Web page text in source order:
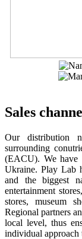
Sales
Our distribution
surrounding
(EACU). We have
Ukraine. Play Lab
and the biggest
entertainment
stores, museum
Regional partners
local level, thus
individual approach